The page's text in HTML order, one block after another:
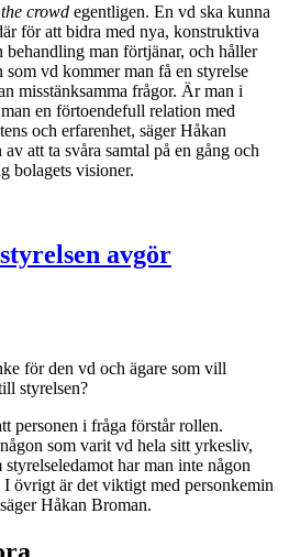
crowd egentligen. En vd ska kunna
för att bidra med nya, konstruktiva
behandling man förtjänar, och håller
vd kommer man få en styrelse
misstänksamma frågor. Är man i
en förtoendefull relation med
och erfarenhet, säger Håkan
att ta svåra samtal på en gång och
bolagets visioner.
avgör
för den vd och ägare som vill
styrelsen?
personen i fråga förstår rollen.
som varit vd hela sitt yrkesliv,
har man inte någon
övrigt är det viktigt med personkemin
Håkan Broman.